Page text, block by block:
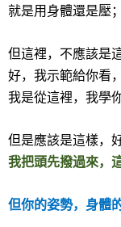
就是用身體還是壓；
但這裡，不應該是這
好，我示範給你看，
我是從這裡，我學
但是應該是這樣，好
我把頭先撥過來，
但你的姿勢，身體